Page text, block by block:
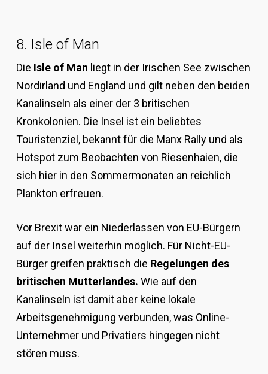
8. Isle of Man
Die Isle of Man liegt in der Irischen See zwischen
Nordirland und England und gilt neben den beiden
Kanalinseln als einer der 3 britischen
Kronkolonien. Die Insel ist ein beliebtes
Touristenziel, bekannt für die Manx Rally und als
Hotspot zum Beobachten von Riesenhaien, die
sich hier in den Sommermonaten an reichlich
Plankton erfreuen.
Vor Brexit war ein Niederlassen von EU-Bürgern
auf der Insel weiterhin möglich. Für Nicht-EU-
Bürger greifen praktisch die Regelungen des
britischen Mutterlandes. Wie auf den
Kanalinseln ist damit aber keine lokale
Arbeitsgenehmigung verbunden, was Online-
Unternehmer und Privatiers hingegen nicht
stören muss.